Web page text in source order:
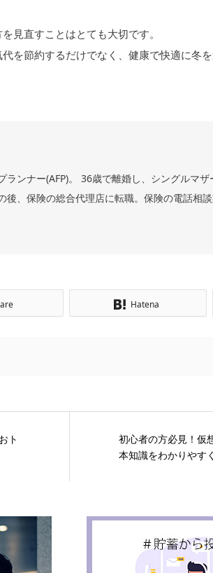
見直すことはとても大切です。
を節約するだけでなく、健康で快適に冬を
ランナー(AFP)。 36歳で離婚し、シングルマ
後、保険の総合代理店に転職。保険の電話相
Hatena
ト
初心者の方必見！仮
本知識をわかりやす